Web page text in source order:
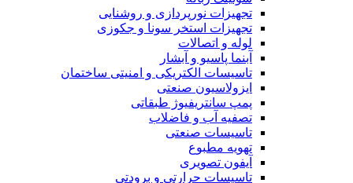
تجهیزات نورپردازی و روشنایی
تجهیزات استخر سونا و جکوزی
لوله و اتصالات
آبنما پاسیو و آبشار
تاسیسات الکتریکی و امنیتی ساختمان
ایزولاسیون صنعتی
پمپ سانتریفیوژ طبقاتی
تصفیه آب و فاضلاب
تاسیسات صنعتی
تهویه مطبوع
آیفون تصویری
تاسیسات حرارتی و برودتی